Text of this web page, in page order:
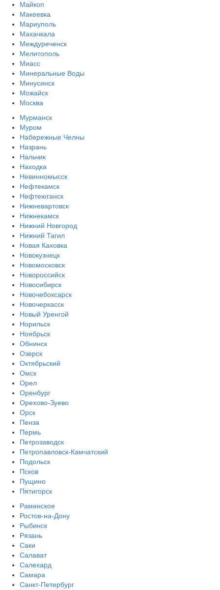
Майкоп
Макеевка
Мариуполь
Махачкала
Междуреченск
Мелитополь
Миасс
Минеральные Воды
Минусинск
Можайск
Москва
Мурманск
Муром
Набережные Челны
Назрань
Нальчик
Находка
Невинномысск
Нефтекамск
Нефтеюганск
Нижневартовск
Нижнекамск
Нижний Новгород
Нижний Тагил
Новая Каховка
Новокузнецк
Новомосковск
Новороссийск
Новосибирск
Новочебоксарск
Новочеркасск
Новый Уренгой
Норильск
Ноябрьск
Обнинск
Озерск
Октябрьский
Омск
Орел
Оренбург
Орехово-Зуево
Орск
Пенза
Пермь
Петрозаводск
Петропавловск-Камчатский
Подольск
Псков
Пущино
Пятигорск
Раменское
Ростов-на-Дону
Рыбинск
Рязань
Саки
Салават
Салехард
Самара
Санкт-Петербург